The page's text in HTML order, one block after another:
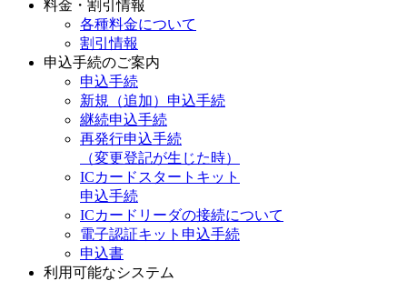
料金・割引情報
各種料金について
割引情報
申込手続のご案内
申込手続
新規（追加）申込手続
継続申込手続
再発行申込手続
（変更登記が生じた時）
ICカードスタートキット
申込手続
ICカードリーダの接続について
電子認証キット申込手続
申込書
利用可能なシステム